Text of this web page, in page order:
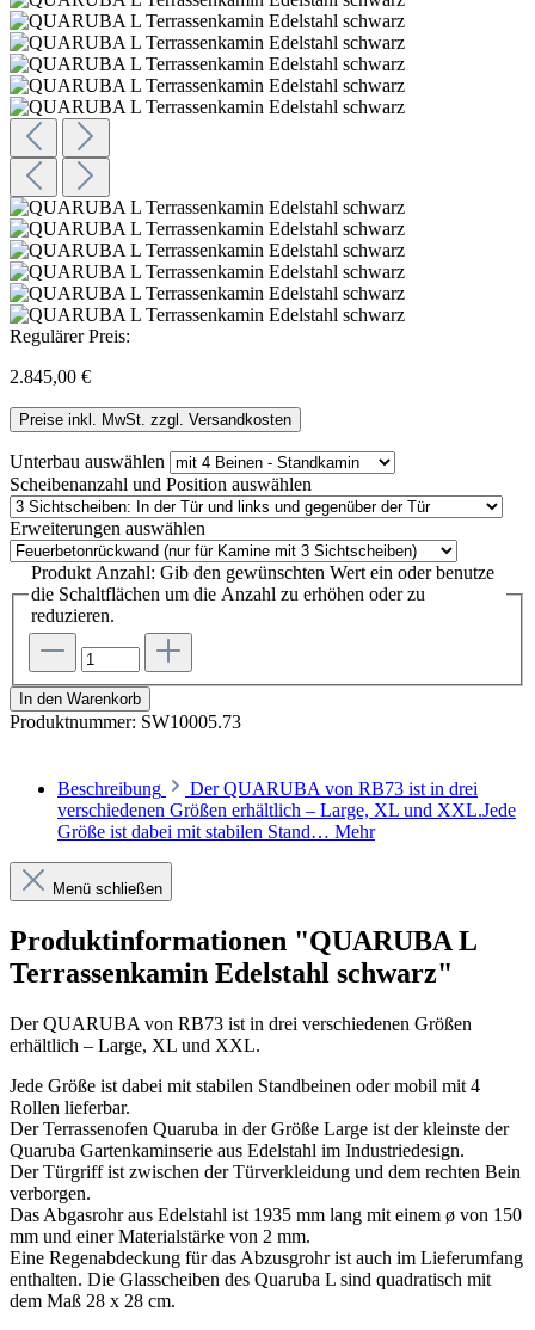
Regulärer Preis:
2.845,00 €
Preise inkl. MwSt. zzgl. Versandkosten
Unterbau auswählen
Scheibenanzahl und Position auswählen
Erweiterungen auswählen
Produkt Anzahl: Gib den gewünschten Wert ein oder benutze
die Schaltflächen um die Anzahl zu erhöhen oder zu
reduzieren.
In den Warenkorb
Produktnummer: SW10005.73
Beschreibung
Der QUARUBA von RB73 ist in drei
verschiedenen Größen erhältlich – Large, XL und XXL.Jede
Größe ist dabei mit stabilen Stand… Mehr
Menü schließen
Produktinformationen "QUARUBA L
Terrassenkamin Edelstahl schwarz"
Der QUARUBA von RB73 ist in drei verschiedenen Größen
erhältlich – Large, XL und XXL.
Jede Größe ist dabei mit stabilen Standbeinen oder mobil mit 4
Rollen lieferbar.
Der Terrassenofen Quaruba in der Größe Large ist der kleinste der
Quaruba Gartenkaminserie aus Edelstahl im Industriedesign.
Der Türgriff ist zwischen der Türverkleidung und dem rechten Bein
verborgen.
Das Abgasrohr aus Edelstahl ist 1935 mm lang mit einem ø von 150
mm und einer Materialstärke von 2 mm.
Eine Regenabdeckung für das Abzusgrohr ist auch im Lieferumfang
enthalten. Die Glasscheiben des Quaruba L sind quadratisch mit
dem Maß 28 x 28 cm.